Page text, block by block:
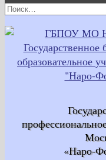
Найти:
«Наро-